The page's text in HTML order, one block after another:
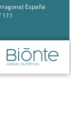
España
111